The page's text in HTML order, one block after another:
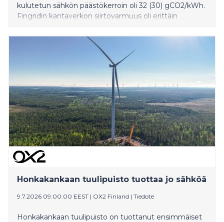
kulutetun sähkön päästökerroin oli 32 (30) gCO2/kWh.
Fingridin kantaverkon siirtovarmuus oli erittäin
688 (572) miljoonaan euroon korkeamman
sähkönkulutuksen, kantaverkkohinnoittelun ja
tasesähkön hinnan vuoksi. Konsernin kulut ilman
hyödykejohdannaisten arvonmuutosta olivat 571 (510)
miljoonaa euroa
Honkakankaan tuulipuisto tuottaa jo sähköä
9.7.2026 09:00:00 EEST | OX2 Finland | Tiedote
Honkakankaan tuulipuisto on tuottanut ensimmäiset